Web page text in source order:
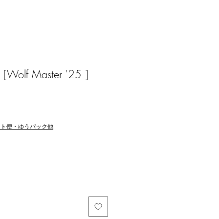
[Wolf Master '25 ]
便・ゆうパック他